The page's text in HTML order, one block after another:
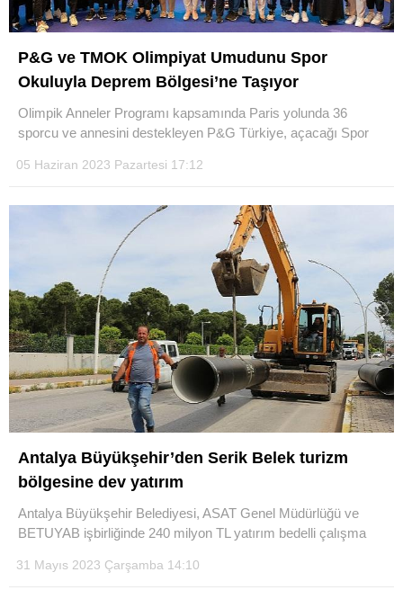
P&G ve TMOK Olimpiyat Umudunu Spor
Okuluyla Deprem Bölgesi’ne Taşıyor
Olimpik Anneler Programı kapsamında Paris yolunda 36
sporcu ve annesini destekleyen P&G Türkiye, açacağı Spor
05 Haziran 2023 Pazartesi 17:12
Antalya Büyükşehir’den Serik Belek turizm
bölgesine dev yatırım
Antalya Büyükşehir Belediyesi, ASAT Genel Müdürlüğü ve
BETUYAB işbirliğinde 240 milyon TL yatırım bedelli çalışma
31 Mayıs 2023 Çarşamba 14:10